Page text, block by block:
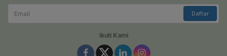
Daftar
Ikuti Kami